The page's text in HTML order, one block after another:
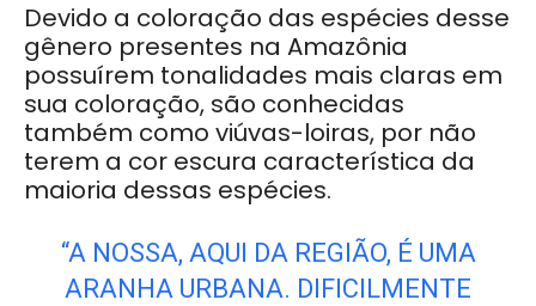
Devido a coloração das espécies desse
gênero presentes na Amazônia
possuírem tonalidades mais claras em
sua coloração, são conhecidas
também como viúvas-loiras, por não
terem a cor escura característica da
maioria dessas espécies.
“A NOSSA, AQUI DA REGIÃO, É UMA
ARANHA URBANA. DIFICILMENTE